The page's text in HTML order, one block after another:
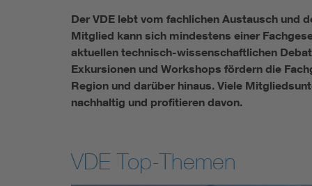
Der VDE lebt vom fachlichen Austausch und
Mitglied kann sich mindestens einer
aktuellen technisch-wissenschaftlichen
Exkursionen und Workshops fördern die
Region und darüber hinaus. Viele
nachhaltig und profitieren davon.
VDE Top-Themen